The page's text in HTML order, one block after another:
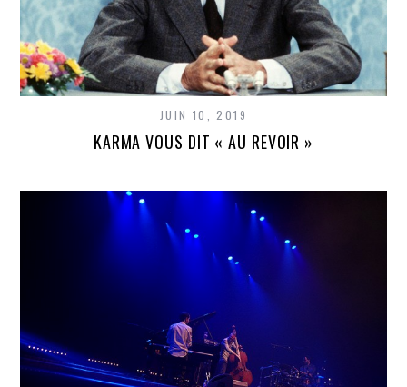
JUIN 10, 2019
KARMA VOUS DIT « AU REVOIR »